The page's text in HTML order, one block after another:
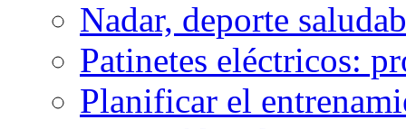
Nadar, deporte
Patinetes eléctricos:
Planificar el